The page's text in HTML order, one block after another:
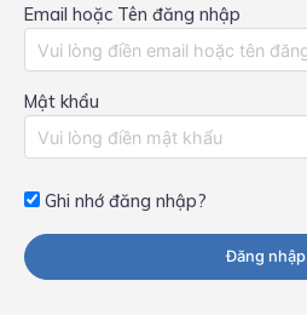
Email hoặc Tên đăng nhập
Mật khẩu
Ghi nhớ đăng nhập?
Đăng nhập